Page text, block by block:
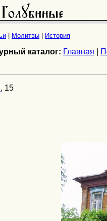
Молитвы История
каталог: Главная
, 15